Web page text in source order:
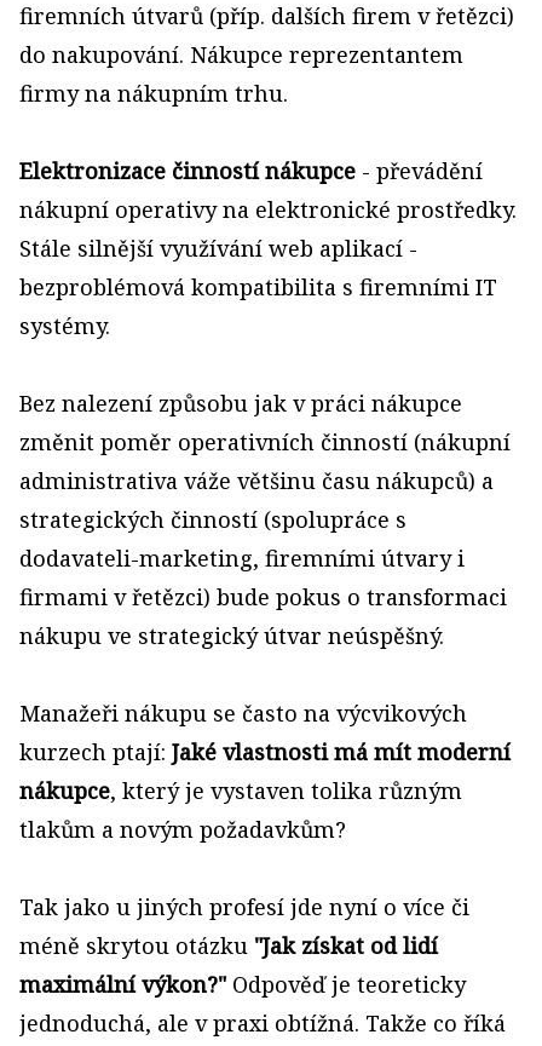
firemních útvarů (příp. dalších firem v řetězci)
do nakupování. Nákupce reprezentantem
firmy na nákupním trhu.
Elektronizace činností nákupce - převádění
nákupní operativy na elektronické prostředky.
Stále silnější využívání web aplikací -
bezproblémová kompatibilita s firemními IT
systémy.
Bez nalezení způsobu jak v práci nákupce
změnit poměr operativních činností (nákupní
administrativa váže většinu času nákupců) a
strategických činností (spolupráce s
dodavateli-marketing, firemními útvary i
firmami v řetězci) bude pokus o transformaci
nákupu ve strategický útvar neúspěšný.
Manažeři nákupu se často na výcvikových
kurzech ptají: Jaké vlastnosti má mít moderní
nákupce, který je vystaven tolika různým
tlakům a novým požadavkům?
Tak jako u jiných profesí jde nyní o více či
méně skrytou otázku "Jak získat od lidí
maximální výkon?" Odpověď je teoreticky
jednoduchá, ale v praxi obtížná. Takže co říká